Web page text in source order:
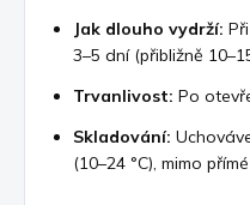
Jak dlouho vydrží:
3–5 dní (přibližně
Trvanlivost: Po
Skladování:
(10–24 °C), mimo